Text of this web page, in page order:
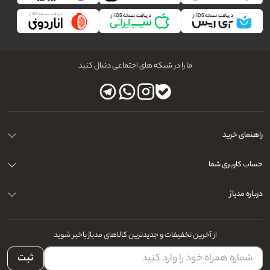
می‌نمایند.
سخن آخر...
فروشگاه اینترنتی مدیاژسلامت لب‌های خود را افزایش دهید.
ما را در شبکه های اجتماعی دنبال کنید
راهنمای خرید
حساب کاربری شما
درباره مدیاژ
از آخرین تخفیفات و جدیدترین کالاهای مدیاژ باخبر شوید
ثبت